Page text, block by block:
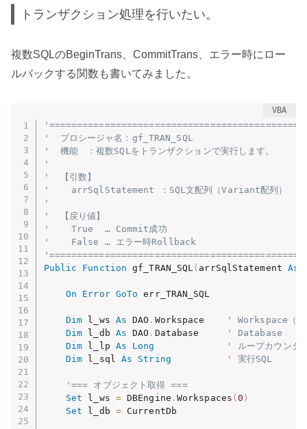
トランザクション処理を行いたい。
複数SQLのBeginTrans、CommitTrans、エラー時にロー
ルバックする関数も書いてみました。
'  プロシージャ名：gf_TRAN_SQL
'  機能　：複数SQLをトランザクションで実行します。
'
'  【引数】
'    arrSqlStatement ：SQL文配列（Variant配列）
'
'  【戻り値】
'    True  … Commit成功
'    False … エラー時Rollback
Public
Function gf_TRAN_SQL( arrSqlStatement As
On Error GoTo err_TRAN_SQL
Dim l_ws As DAO . Workspace
' Workspace（ト
Dim l_db As DAO . Database
' Database
Dim l_lp As Long
' ループカウンタ
Dim l_sql As String ' 実行SQL
'=== オブジェクト取得 ===
Set l_ws = DBEngine . Workspaces (0 )
Set l_db = CurrentDb